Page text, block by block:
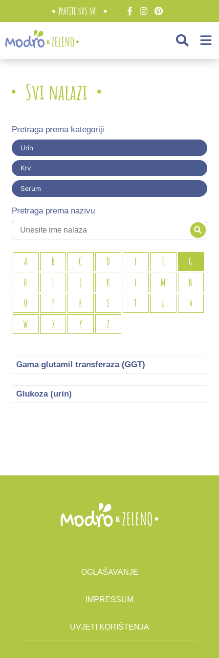
PRATITE NAS NA:
Svi nalazi
Pretraga prema kategoriji
Urin
Krv
Serum
Pretraga prema nazivu
A B C D E F
G
H
I J K L M
N
O
P R S T U
V
W
X Y Z
Gama glutamil transferaza (GGT)
Glukoza (urin)
OGLAŠAVANJE
IMPRESSUM
UVJETI KORIŠTENJA